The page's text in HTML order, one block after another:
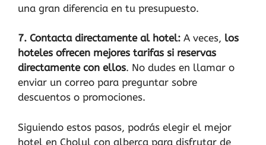
una gran diferencia en tu presupuesto.
7. Contacta directamente al hotel: A veces, los
hoteles ofrecen mejores tarifas si reservas
directamente con ellos. No dudes en llamar o
enviar un correo para preguntar sobre
descuentos o promociones.
Siguiendo estos pasos, podrás elegir el mejor
hotel en Cholul con alberca para disfrutar de